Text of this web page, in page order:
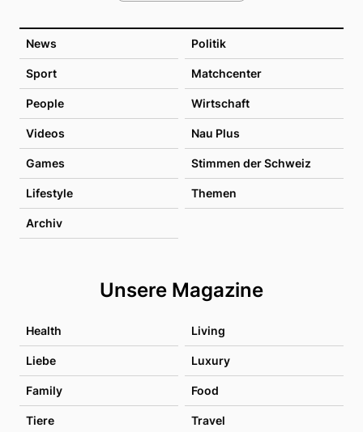
News Politik
Sport Matchcenter
People Wirtschaft
Videos Nau Plus
Games Stimmen der Schweiz
Lifestyle Themen
Archiv
Unsere Magazine
Health Living
Liebe Luxury
Family Food
Tiere Travel